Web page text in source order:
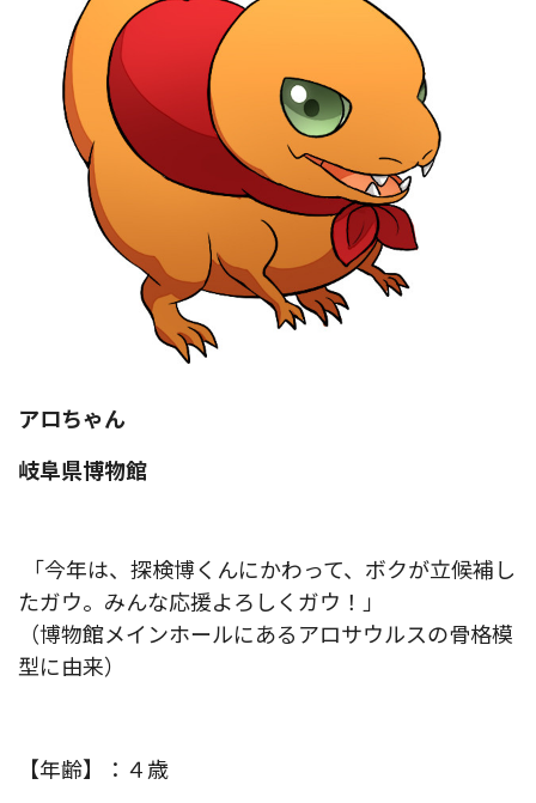
アロちゃん
岐阜県博物館
「今年は、探検博くんにかわって、ボクが立候補し
たガウ。みんな応援よろしくガウ！」
（博物館メインホールにあるアロサウルスの骨格模
型に由来）
【年齢】：４歳